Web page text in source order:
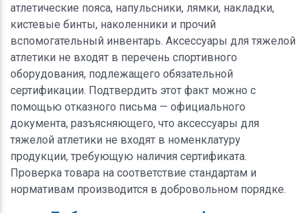
атлетические пояса, напульсники, лямки, накладки,
кистевые бинты, наколенники и прочий
вспомогательный инвентарь. Аксессуары для тяжелой
атлетики не входят в перечень спортивного
оборудования, подлежащего обязательной
сертификации. Подтвердить этот факт можно с
помощью отказного письма — официального
документа, разъясняющего, что аксессуары для
тяжелой атлетики не входят в номенклатуру
продукции, требующую наличия сертификата.
Проверка товара на соответствие стандартам и
нормативам производится в добровольном порядке.